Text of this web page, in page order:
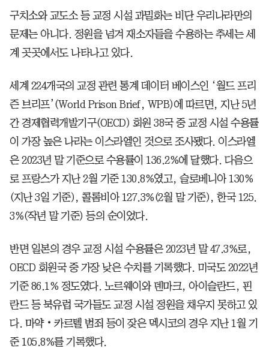
구치소와 교도소 등 교정 시설 과밀화는 비단 우리나라만의
문제는 아니다. 정원을 넘겨 재소자들을 수용하는 추세는 세
계 곳곳에서도 나타나고 있다.
세계 224개국의 교정 관련 통계 데이터 베이스인 ‘월드 프리
즌 브리프’(World Prison Brief, WPB)에 따르면, 지난 5년
간 경제협력개발기구(OECD) 회원 38국 중 교정 시설 수용률
이 가장 높은 나라는 이스라엘인 것으로 조사됐다. 이스라엘
은 2023년 말 기준으로 수용률이 136.2%에 달했다. 다음으
로 프랑스가 지난 2월 기준 130.8%였고, 슬로베니아 130%
(지난 3일 기준), 콜롬비아 127.3%(2월 말 기준), 한국 125.
3%(작년 말 기준) 등의 순이었다.
반면 일본의 경우 교정 시설 수용률은 2023년 말 47.3%로,
OECD 회원국 중 가장 낮은 수치를 기록했다. 미국도 2022년
기준 86.1% 정도였다. 노르웨이와 덴마크, 아이슬란드, 핀
란드 등 북유럽 국가들도 교정 시설 정원을 채우지 못하고 있
다. 마약‧카르텔 범죄 등이 잦은 멕시코의 경우 지난 1월 기
준 105.8%를 기록했다.